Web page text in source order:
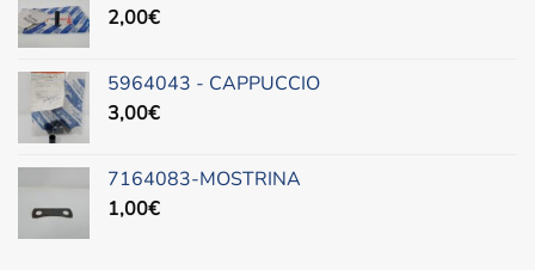
2,00€
5964043 - CAPPUCCIO
3,00€
7164083-MOSTRINA
1,00€